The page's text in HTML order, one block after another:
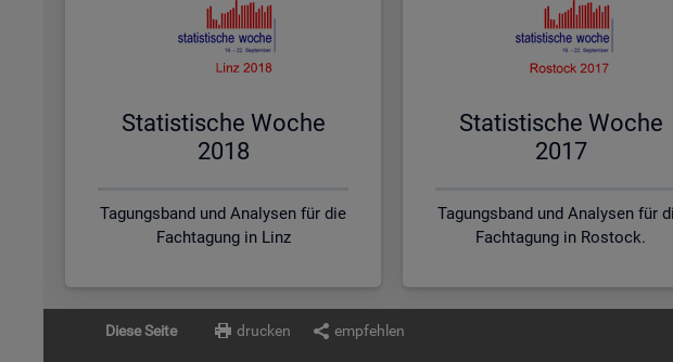
Sta­tis­ti­sche Woche
2018
Tagungsband und Analysen für die
Fachtagung in Linz
Sta­tis­ti­sche Woche
2017
Tagungsband und Analysen für
Fachtagung in Rostock.
Diese Seite drucken empfehlen